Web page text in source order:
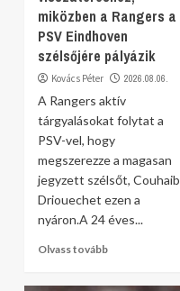
miközben a Rangers a
PSV Eindhoven
szélsőjére pályázik
Kovács Péter 2026.08.06.
A Rangers aktív
tárgyalásokat folytat a
PSV-vel, hogy
megszerezze a magasan
jegyzett szélsőt, Couhaib
Driouechet ezen a
nyáron.A 24 éves...
Olvass tovább